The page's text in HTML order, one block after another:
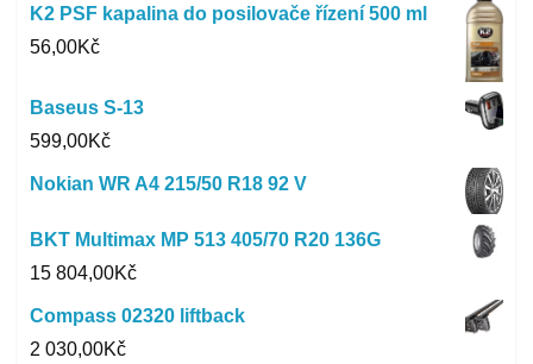
K2 PSF kapalina do posilovače řízení 500 ml
56,00Kč
Baseus S-13
599,00Kč
Nokian WR A4 215/50 R18 92 V
BKT Multimax MP 513 405/70 R20 136G
15 804,00Kč
Compass 02320 liftback
2 030,00Kč